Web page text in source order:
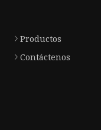
Productos
Contáctenos